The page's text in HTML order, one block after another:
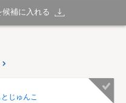
補に入れる
じゅんこ